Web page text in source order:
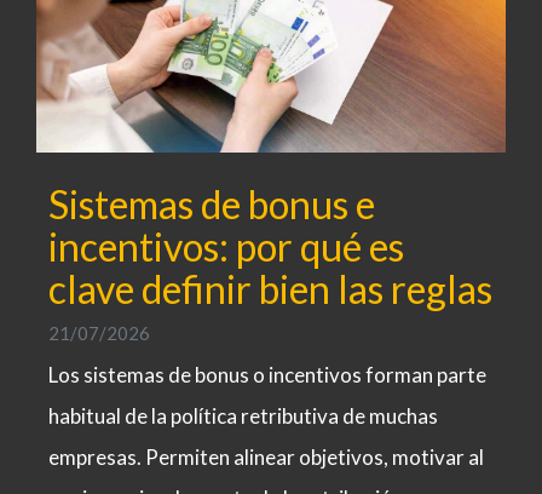
Sistemas de bonus e
incentivos: por qué es
clave definir bien las reglas
21/07/2026
Los sistemas de bonus o incentivos forman parte
habitual de la política retributiva de muchas
empresas. Permiten alinear objetivos, motivar al